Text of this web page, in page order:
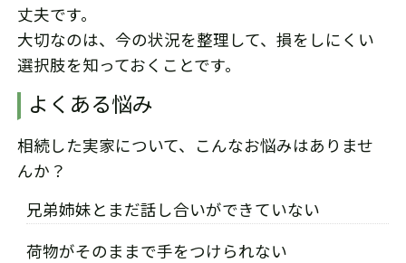
丈夫です。
大切なのは、今の状況を整理して、損をしにくい
選択肢を知っておくことです。
よくある悩み
相続した実家について、こんなお悩みはありませ
んか？
兄弟姉妹とまだ話し合いができていない
荷物がそのままで手をつけられない